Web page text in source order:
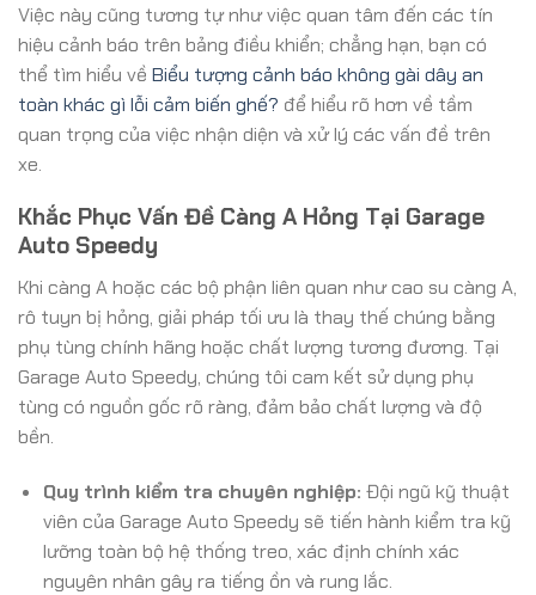
Việc này cũng tương tự như việc quan tâm đến các tín
hiệu cảnh báo trên bảng điều khiển; chẳng hạn, bạn có
thể tìm hiểu về Biểu tượng cảnh báo không gài dây an
toàn khác gì lỗi cảm biến ghế? để hiểu rõ hơn về tầm
quan trọng của việc nhận diện và xử lý các vấn đề trên
xe.
Khắc Phục Vấn Đề Càng A Hỏng Tại Garage
Auto Speedy
Khi càng A hoặc các bộ phận liên quan như cao su càng A,
rô tuyn bị hỏng, giải pháp tối ưu là thay thế chúng bằng
phụ tùng chính hãng hoặc chất lượng tương đương. Tại
Garage Auto Speedy, chúng tôi cam kết sử dụng phụ
tùng có nguồn gốc rõ ràng, đảm bảo chất lượng và độ
bền.
Quy trình kiểm tra chuyên nghiệp: Đội ngũ kỹ thuật
viên của Garage Auto Speedy sẽ tiến hành kiểm tra kỹ
lưỡng toàn bộ hệ thống treo, xác định chính xác
nguyên nhân gây ra tiếng ồn và rung lắc.